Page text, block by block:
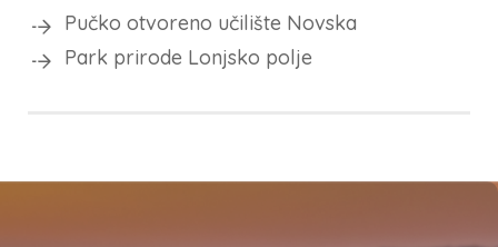
Pučko otvoreno učilište Novska
Park prirode Lonjsko polje